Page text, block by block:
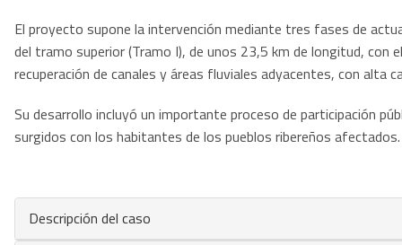
El proyecto supone la intervención mediante tres fases de
del tramo superior (Tramo I), de unos 23,5 km de longitud, con
recuperación de canales y áreas fluviales adyacentes, con alta
Su desarrollo incluyó un importante proceso de participación
surgidos con los habitantes de los pueblos ribereños afectados.
Descripción del caso